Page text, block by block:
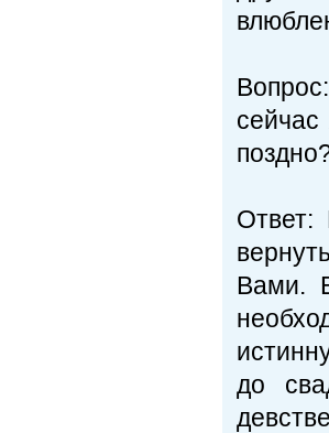
Ответ:
Вами.
до